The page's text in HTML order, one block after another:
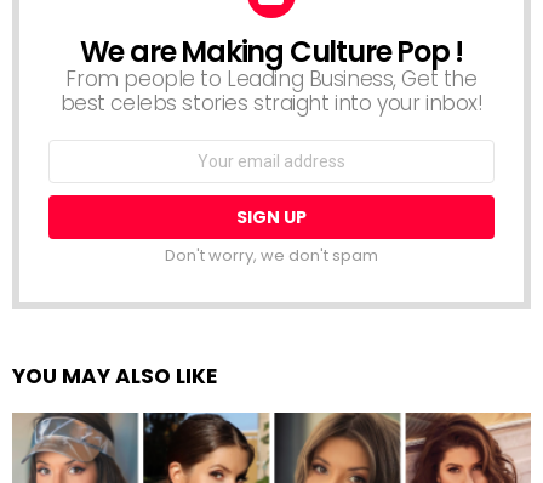
NEWSLETTER
We are Making Culture Pop !
From people to Leading Business, Get the
best celebs stories straight into your inbox!
Don't worry, we don't spam
YOU MAY ALSO LIKE